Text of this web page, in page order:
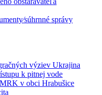
správy
výziev Ukrajina
k pitnej vode
v obci Hrabušice